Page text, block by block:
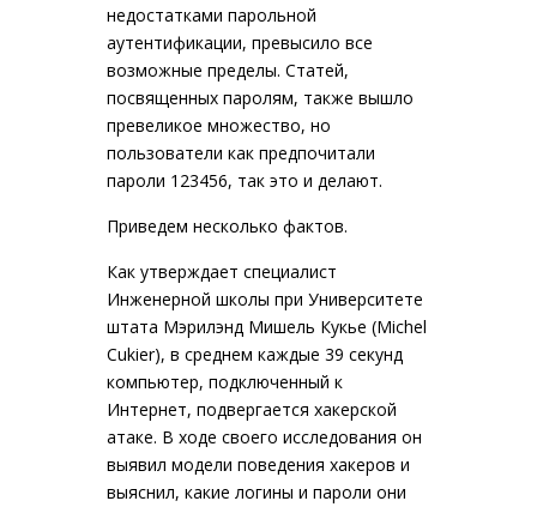
недостатками парольной
аутентификации, превысило все
возможные пределы. Статей,
посвященных паролям, также вышло
превеликое множество, но
пользователи как предпочитали
пароли 123456, так это и делают.
Приведем несколько фактов.
Как утверждает специалист
Инженерной школы при Университете
штата Мэрилэнд Мишель Кукье (Michel
Cukier), в среднем каждые 39 секунд
компьютер, подключенный к
Интернет, подвергается хакерской
атаке. В ходе своего исследования он
выявил модели поведения хакеров и
выяснил, какие логины и пароли они